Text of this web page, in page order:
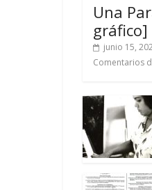
Una
gráfico]
junio 15,
Comentarios